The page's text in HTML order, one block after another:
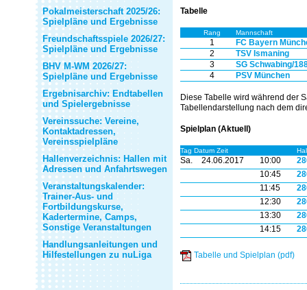
Pokalmeisterschaft 2025/26:
Spielpläne und Ergebnisse
Freundschaftsspiele 2026/27:
Spielpläne und Ergebnisse
BHV M-WM 2026/27:
Spielpläne und Ergebnisse
Ergebnisarchiv: Endtabellen
und Spielergebnisse
Vereinssuche: Vereine,
Kontaktadressen,
Vereinsspielpläne
Hallenverzeichnis: Hallen mit
Adressen und Anfahrtswegen
Veranstaltungskalender:
Trainer-Aus- und
Fortbildungskurse,
Kadertermine, Camps,
Sonstige Veranstaltungen
Handlungsanleitungen und
Hilfestellungen zu nuLiga
Tabelle
Rang Mannschaft
1
FC Bayern
2
TSV Ismaning
3
SG Schwabing/
4
PSV München
Diese Tabelle wird während der
Tabellendarstellung nach dem
Spielplan (Aktuell)
Tag Datum Zeit
Sa. 24.06.2017 10:00
10:45
11:45
12:30
13:30
14:15
Tabelle und Spielplan (pdf)